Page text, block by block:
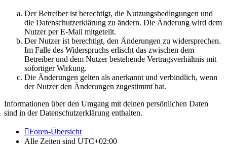
Der Betreiber ist berechtigt, die Nutzungsbedingungen und
die Datenschutzerklärung zu ändern. Die Änderung wird dem
Nutzer per E-Mail mitgeteilt.
Der Nutzer ist berechtigt, den Änderungen zu widersprechen.
Im Falle des Widerspruchs erlischt das zwischen dem
Betreiber und dem Nutzer bestehende Vertragsverhältnis mit
sofortiger Wirkung.
Die Änderungen gelten als anerkannt und verbindlich, wenn
der Nutzer den Änderungen zugestimmt hat.
Informationen über den Umgang mit deinen persönlichen Daten
sind in der Datenschutzerklärung enthalten.
Foren-Übersicht
Alle Zeiten sind UTC+02:00